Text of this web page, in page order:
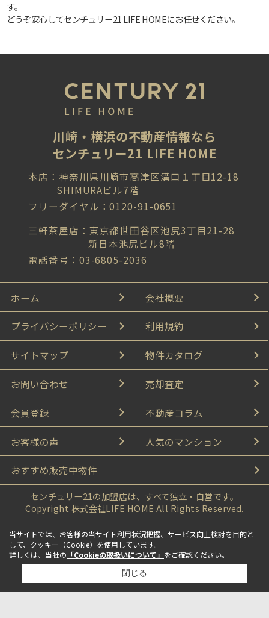
す。
どうぞ安心してセンチュリー21 LIFE HOMEにお任せください。
川崎・横浜の不動産情報なら
センチュリー21 LIFE HOME
本店：神奈川県川崎市高津区溝口１丁目12-18
SHIMURAビル7階
フリーダイヤル：0120-91-0651
三軒茶屋店：東京都世田谷区池尻3丁目21-28
新日本池尻ビル8階
電話番号：03-6805-2036
ホーム 会社概要
プライバシーポリシー 利用規約
サイトマップ 物件カタログ
お問い合わせ 売却査定
会員登録 不動産コラム
お客様の声 人気のマンション
おすすめ販売中物件
センチュリー21の加盟店は、すべて独立・自営です。
Copyright 株式会社LIFE HOME All Rights Reserved.
当サイトでは、お客様の当サイト利用状況把握、サービス向上検討を目的と
して、クッキー（Cookie）を使用しています。
詳しくは、当社の 「Cookieの取扱いについて」 をご確認ください。
閉じる